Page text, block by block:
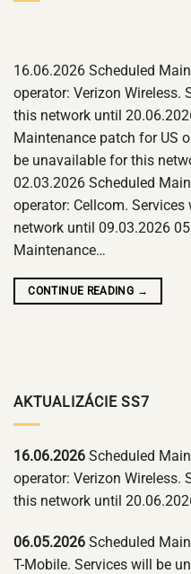
16.06.2026 Scheduled
operator: Verizon Wireless.
this network until
Maintenance patch for US
be unavailable for this
02.03.2026 Scheduled
operator: Cellcom.
network until 09.03.2026
Maintenance…
CONTINUE READING →
AKTUALIZÁCIE SS7
16.06.2026 Scheduled
operator: Verizon Wireless.
this network until
06.05.2026 Scheduled
T-Mobile. Services will be